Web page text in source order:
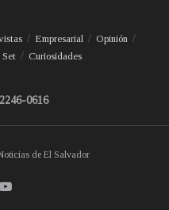
Empresarial
Opinión
Set Curiosidades
0616
de El Salvador